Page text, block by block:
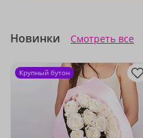
Новинки Смотреть все
Крупный бутон